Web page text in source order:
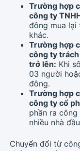
Trường hợp
công ty
đông mua lại
khác.
Trường hợp
công ty
trở lên: Khi
03 người
đông.
Trường hợp
công ty cổ
phần ra
nhiều nhà
Chuyển đổi từ